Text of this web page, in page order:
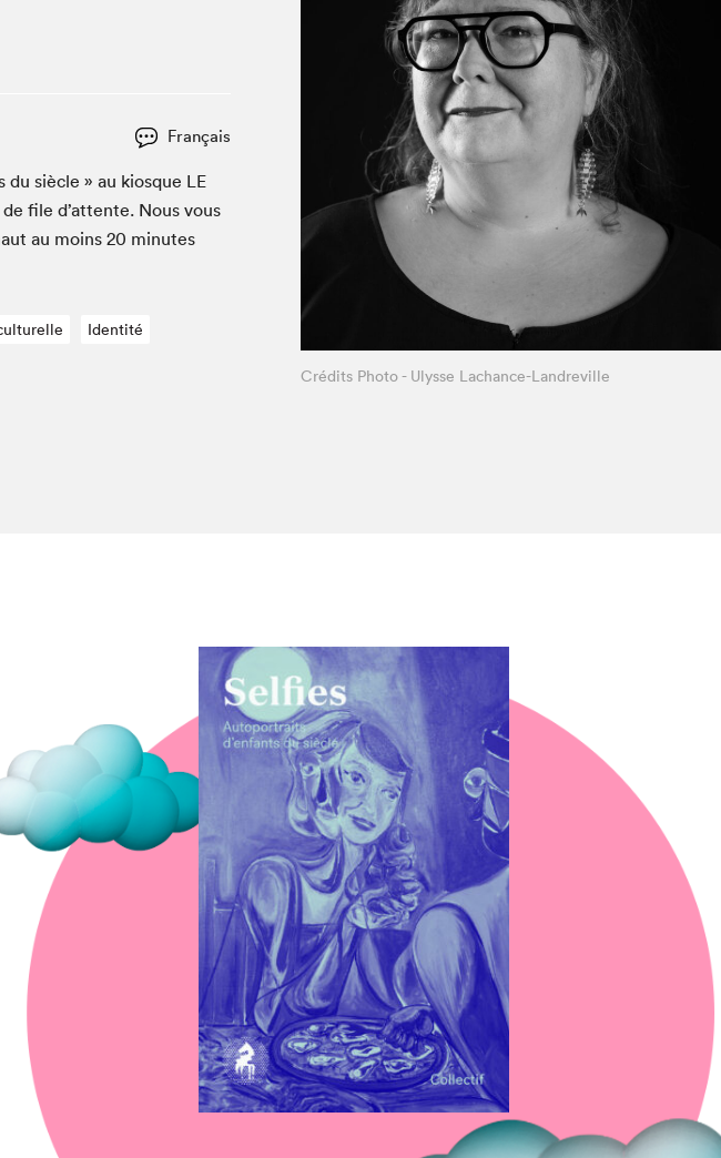
Québec
À propos du Salon
Liste des exposant·e·s
Liste des auteur·rice·s
Français
siè­cle » au kiosque LE
file d’at­tente. Nous vous
au moins 20 min­utes
Identité
Crédits Photo - Ulysse Lachance-Landreville